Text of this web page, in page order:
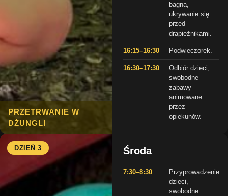
PRZETRWANIE W
DŻUNGLI
bagna,
ukrywanie się
przed
drapieżnikami.
16:15–16:30 Podwieczorek.
16:30–17:30
Odbiór dzieci,
swobodne
zabawy
animowane
przez
opiekunów.
DZIEŃ 3 Środa
7:30–8:30
Przyprowadzenie
dzieci,
swobodne